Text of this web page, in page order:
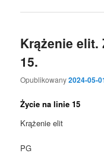
Krążenie elit.
15.
Opublikowany2024-05-
Życie na linie 15
Krążenie elit
PG